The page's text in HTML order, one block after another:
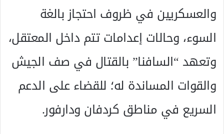
والعسكريين في ظروف احتجاز بالغة
السوء، وحالات إعدامات تتم داخل المعتقل،
وتعهد “السافنا” بالقتال في صف الجيش
والقوات المساندة له؛ للقضاء على الدعم
السريع في مناطق كردفان ودارفور.